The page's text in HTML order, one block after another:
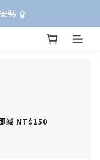
裝 ⇪
減 NT$150